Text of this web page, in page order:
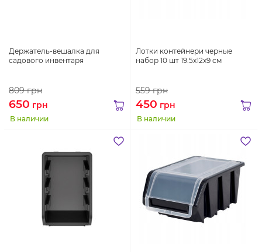
Держатель-вешалка для
садового инвентаря
809грн
650 грн
В наличии
Лотки контейнери черные
набор 10 шт 19.5x12x9 см
559грн
450 грн
В наличии